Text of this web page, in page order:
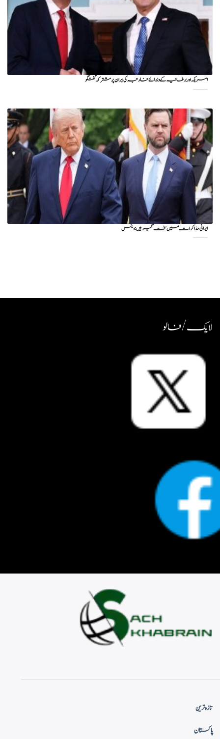
امریکہ اور برطانیہ کے وزرائے خارجہ کی ایران پر مشترکہ گفتگو
ایرانی مذاکرات میں سخت گیر ہیں: وینس
لایک / فالو
تازہ ترین
پاکستان